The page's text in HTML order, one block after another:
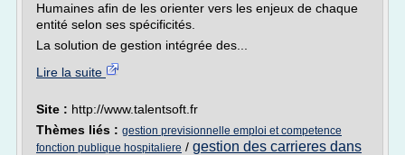
Humaines afin de les orienter vers les enjeux de chaque
entité selon ses spécificités.
La solution de gestion intégrée des...
Lire la suite
Site : http://www.talentsoft.fr
Thèmes liés : gestion previsionnelle emploi et competence
fonction publique hospitaliere / gestion des carrieres dans